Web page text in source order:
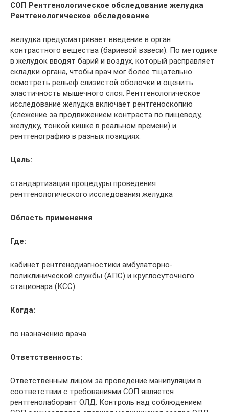
СОП Рентгенологическое обследование желудка
Рентгенологическое обследование
желудка предусматривает введение в орган
контрастного вещества (бариевой взвеси). По методике
в желудок вводят барий и воздух, который расправляет
складки органа, чтобы врач мог более тщательно
осмотреть рельеф слизистой оболочки и оценить
эластичность мышечного слоя. Рентгенологическое
исследование желудка включает рентгеноскопию
(слежение за продвижением контраста по пищеводу,
желудку, тонкой кишке в реальном времени) и
рентгенографию в разных позициях.
Цель:
стандартизация процедуры проведения
рентгенологического исследования желудка
Область применения
Где:
кабинет рентгенодиагностики амбулаторно-
поликлинической службы (АПС) и круглосуточного
стационара (КСС)
Когда:
по назначению врача
Ответственность:
Ответственным лицом за проведение манипуляции в
соответствии с требованиями СОП является
рентгенолаборант ОЛД. Контроль над соблюдением